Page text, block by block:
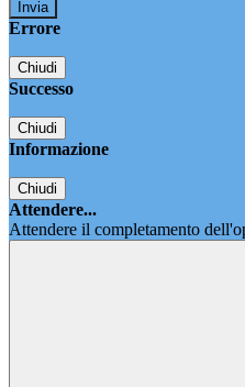
Errore
Chiudi
Successo
Chiudi
Informazione
Chiudi
Attendere...
Attendere il completamento